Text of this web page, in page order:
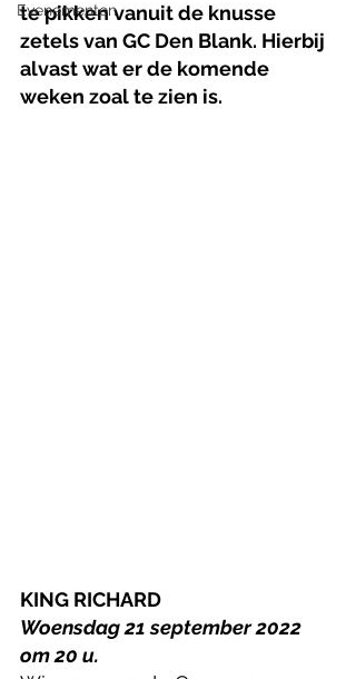
Evenementen
te pikken vanuit de knusse
zetels van GC Den Blank. Hierbij
alvast wat er de komende
weken zoal te zien is.
KING RICHARD
Woensdag 21 september 2022
om 20 u.